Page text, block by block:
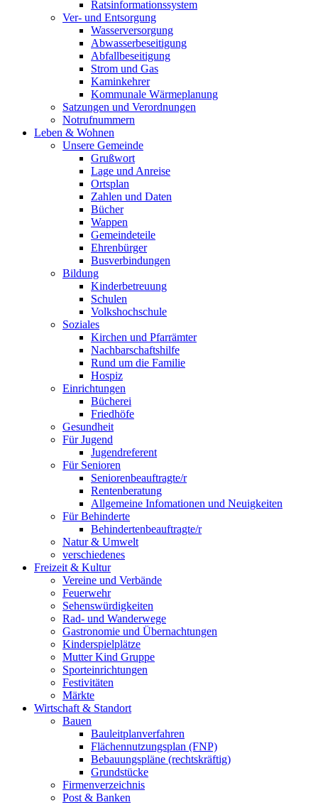
Ratsinformationssystem
Ver- und Entsorgung
Wasserversorgung
Abwasserbeseitigung
Abfallbeseitigung
Strom und Gas
Kaminkehrer
Kommunale Wärmeplanung
Satzungen und Verordnungen
Notrufnummern
Leben & Wohnen
Unsere Gemeinde
Grußwort
Lage und Anreise
Ortsplan
Zahlen und Daten
Bücher
Wappen
Gemeindeteile
Ehrenbürger
Busverbindungen
Bildung
Kinderbetreuung
Schulen
Volkshochschule
Soziales
Kirchen und Pfarrämter
Nachbarschaftshilfe
Rund um die Familie
Hospiz
Einrichtungen
Bücherei
Friedhöfe
Gesundheit
Für Jugend
Jugendreferent
Für Senioren
Seniorenbeauftragte/r
Rentenberatung
Allgemeine Infomationen und Neuigkeiten
Für Behinderte
Behindertenbeauftragte/r
Natur & Umwelt
verschiedenes
Freizeit & Kultur
Vereine und Verbände
Feuerwehr
Sehenswürdigkeiten
Rad- und Wanderwege
Gastronomie und Übernachtungen
Kinderspielplätze
Mutter Kind Gruppe
Sporteinrichtungen
Festivitäten
Märkte
Wirtschaft & Standort
Bauen
Bauleitplanverfahren
Flächennutzungsplan (FNP)
Bebauungspläne (rechtskräftig)
Grundstücke
Firmenverzeichnis
Post & Banken